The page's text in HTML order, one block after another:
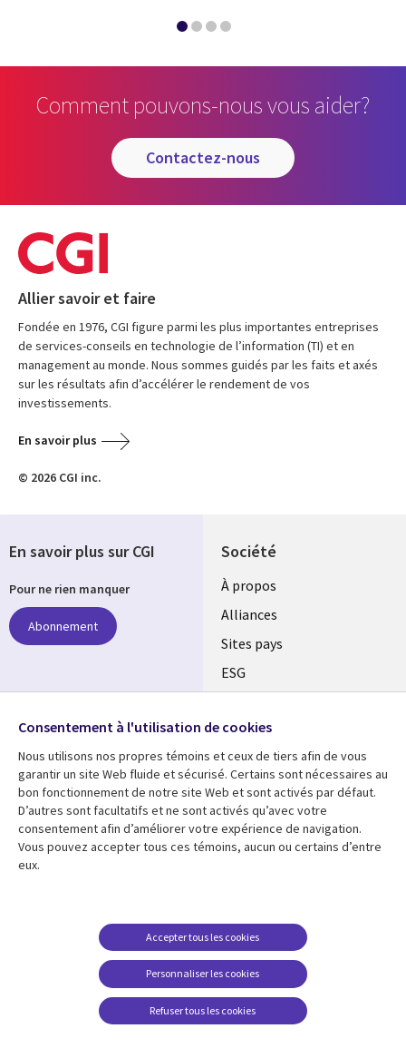
Comment pouvons-nous vous aider?
contactez-nous
Allier savoir et faire
Fondée en 1976, CGI figure parmi les plus importantes entreprises
de services-conseils en technologie de l’information (TI) et en
management au monde. Nous sommes guidés par les faits et axés
sur les résultats afin d’accélérer le rendement de vos
investissements.
En savoir plus
© 2026 CGI inc.
Société
À propos
Alliances
Sites pays
ESG
Fusions
Salle de presse
Ressources
Articles
Études de cas
Baladodiffusions
Support
Restrictions et
conditions juridiques
Carrières FAQ
Centre de gestion des
En savoir plus sur CGI
Pour ne rien manquer
Abonnement
Suivez-nous
Social
Media
Global
FR
Consentement à l'utilisation de cookies
Nous utilisons nos propres témoins et ceux de tiers afin de vous
garantir un site Web fluide et sécurisé. Certains sont nécessaires au
bon fonctionnement de notre site Web et sont activés par défaut.
D’autres sont facultatifs et ne sont activés qu’avec votre
consentement afin d’améliorer votre expérience de navigation.
Vous pouvez accepter tous ces témoins, aucun ou certains d’entre
eux.
Personnaliser les cookies
Accepter tous les cookies
Refuser tous les cookies